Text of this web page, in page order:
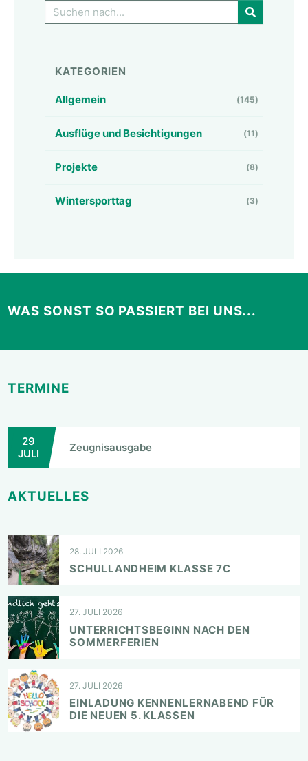
GO!
KATEGORIEN
Allgemein (145)
Ausflüge und Besichtigungen (11)
Projekte (8)
Wintersporttag (3)
WAS SONST SO PASSIERT BEI UNS...
TERMINE
29
JULI
Zeugnisausgabe
AKTUELLES
28. JULI 2026
SCHULLANDHEIM KLASSE 7C
27. JULI 2026
UNTERRICHTSBEGINN NACH DEN
SOMMERFERIEN
27. JULI 2026
EINLADUNG KENNENLERNABEND FÜR
DIE NEUEN 5. KLASSEN